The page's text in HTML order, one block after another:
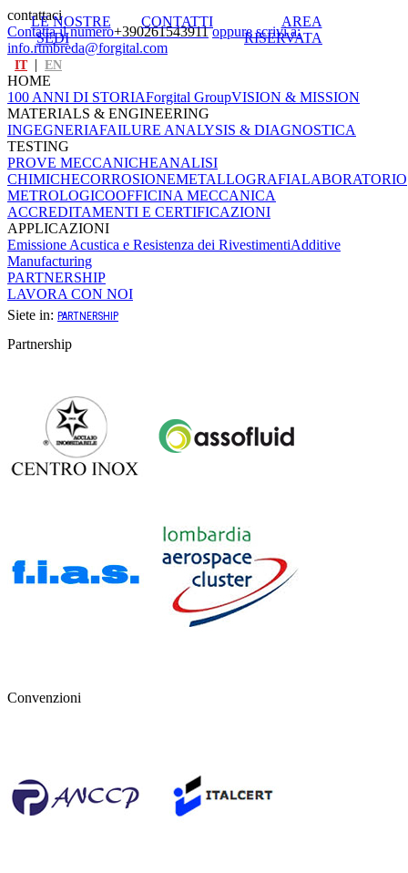
contattaci
Contatta il numero+390261543911 oppure scrivi a:
info.rtmbreda@forgital.com
IT | EN
LE NOSTRE
SEDI
CONTATTI
AREA
RISERVATA
HOME
100 ANNI DI STORIAForgital GroupVISION & MISSION
MATERIALS & ENGINEERING
INGEGNERIAFAILURE ANALYSIS & DIAGNOSTICA
TESTING
PROVE MECCANICHEANALISI
CHIMICHECORROSIONEMETALLOGRAFIALABORATORIO
METROLOGICOOFFICINA MECCANICA
ACCREDITAMENTI E CERTIFICAZIONI
APPLICAZIONI
Emissione Acustica e Resistenza dei RivestimentiAdditive
Manufacturing
PARTNERSHIP
LAVORA CON NOI
Siete in: PARTNERSHIP
Partnership
Convenzioni